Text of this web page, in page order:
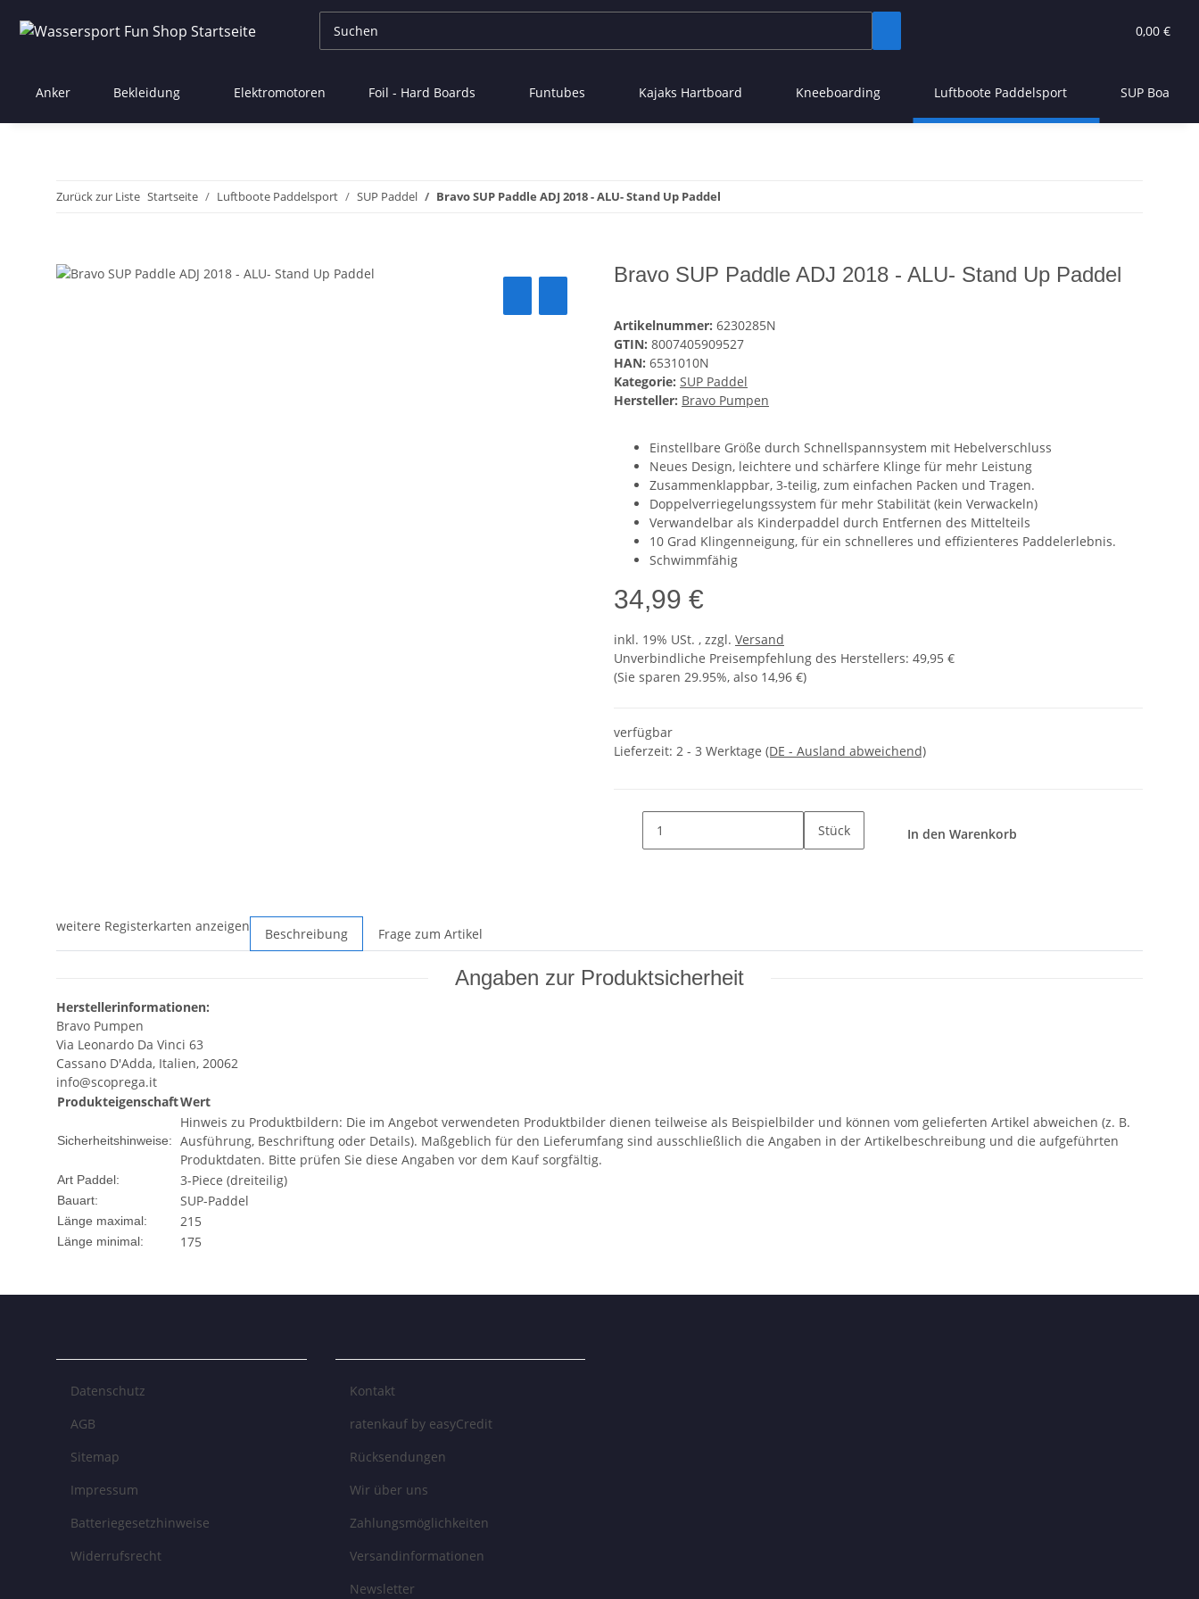
0,00 €
Anker Bekleidung Elektromotoren Foil - Hard Boards Funtubes Kajaks Hartboard Kneeboarding Luftboote Paddelsport SUP Board
Zurück zur Liste Startseite Luftboote Paddelsport SUP Paddel Bravo SUP Paddle ADJ 2018 - ALU- Stand Up Paddel
Bravo SUP Paddle ADJ 2018 - ALU- Stand Up Paddel
Artikelnummer: 6230285N
GTIN: 8007405909527
HAN: 6531010N
Kategorie: SUP Paddel
Hersteller: Bravo Pumpen
Einstellbare Größe durch Schnellspannsystem mit Hebelverschluss
Neues Design, leichtere und schärfere Klinge für mehr Leistung
Zusammenklappbar, 3-teilig, zum einfachen Packen und Tragen.
Doppelverriegelungssystem für mehr Stabilität (kein Verwackeln)
Verwandelbar als Kinderpaddel durch Entfernen des Mittelteils
10 Grad Klingenneigung, für ein schnelleres und effizienteres Paddelerlebnis.
Schwimmfähig
34,99 €
inkl. 19% USt. , zzgl. Versand
Unverbindliche Preisempfehlung des Herstellers: 49,95 €
(Sie sparen 29.95%, also 14,96 €)
verfügbar
Lieferzeit: 2 - 3 Werktage (DE - Ausland abweichend)
Stück In den Warenkorb
weitere Registerkarten anzeigen Beschreibung Frage zum Artikel
Angaben zur Produktsicherheit
Herstellerinformationen:
Bravo Pumpen
Via Leonardo Da Vinci 63
Cassano D'Adda, Italien, 20062
info@scoprega.it
ProdukteigenschaftWert
Sicherheitshinweise:
Hinweis zu Produktbildern: Die im Angebot verwendeten Produktbilder dienen teilweise als Beispielbilder und können vom gelieferten Artikel abweichen (z. B.
Ausführung, Beschriftung oder Details). Maßgeblich für den Lieferumfang sind ausschließlich die Angaben in der Artikelbeschreibung und die aufgeführten
Produktdaten. Bitte prüfen Sie diese Angaben vor dem Kauf sorgfältig.
Art Paddel: 3-Piece (dreiteilig)
Bauart: SUP-Paddel
Länge maximal: 215
Länge minimal: 175
Datenschutz
AGB
Sitemap
Impressum
Batteriegesetzhinweise
Widerrufsrecht
Kontakt
ratenkauf by easyCredit
Rücksendungen
Wir über uns
Zahlungsmöglichkeiten
Versandinformationen
Newsletter